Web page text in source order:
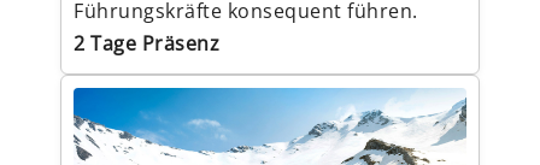
Führungskräfte konsequent führen.
2 Tage Präsenz